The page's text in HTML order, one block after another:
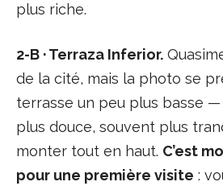
plus riche.
2-B · Terraza Inferior.
de la cité, mais la photo se
terrasse un peu plus basse
plus douce, souvent plus
monter tout en haut. C’est
pour une première visite :